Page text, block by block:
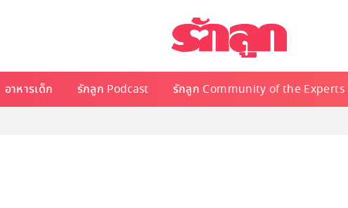
อาหารเด็ก รักลูก Podcast รักลูก Community of the Experts